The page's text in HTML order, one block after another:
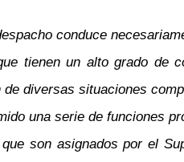
conduce
tienen un alto grado
diversas situaciones
una serie de funciones
son asignados por el